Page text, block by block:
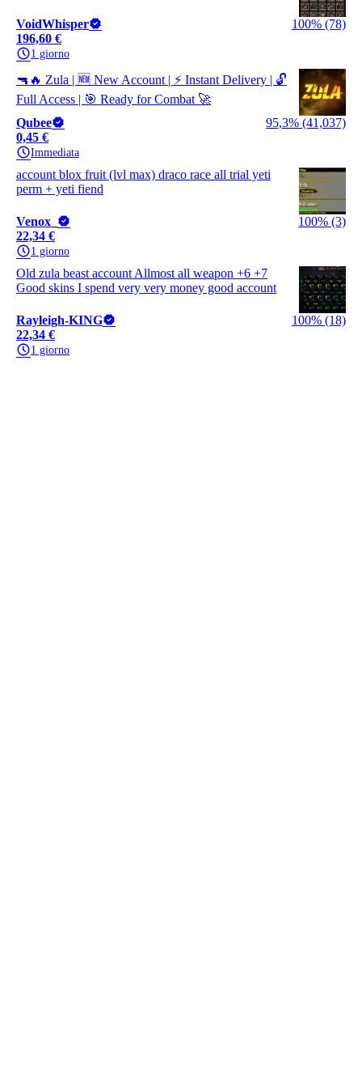
VoidWhisper
100% (78)
196,60 €
1 giorno
🔫🔥 Zula | 🆕 New Account | ⚡ Instant Delivery | 🔓
Full Access | 🎯 Ready for Combat 🚀
Qubee
95,3% (41,037)
0,45 €
Immediata
account blox fruit (lvl max) draco race all trial yeti
perm + yeti fiend
Venox_
100% (3)
22,34 €
1 giorno
Old zula beast account Allmost all weapon +6 +7
Good skins I spend very very money good account
Rayleigh-KING
100% (18)
22,34 €
1 giorno